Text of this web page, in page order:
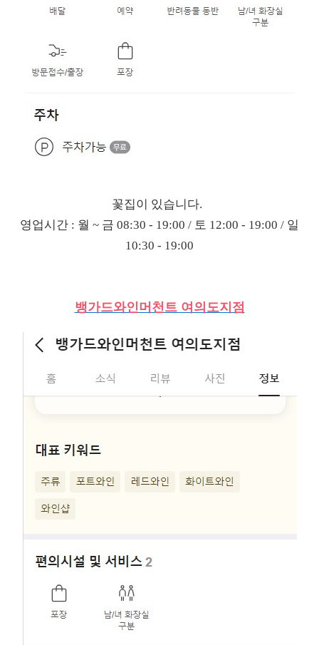
꽃집이 있습니다.
영업시간 : 월 ~ 금 08:30 - 19:00 / 토 12:00 - 19:00 / 일
10:30 - 19:00
뱅가드와인머천트 여의도지점